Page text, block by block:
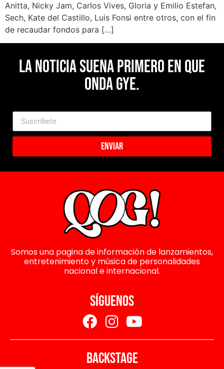
Anitta, Nicky Jam, Carlos Vives, Gloria y Emilio Estefan,
Sech, Kate del Castillo, Luis Fonsi entre otros, con el fin
de recaudar fondos para […]
La noticia suena primero en Que
Onda Gye.
Enviar
Somos una pagina de información de lanzamientos,
entretenimiento y música de personalidades
nacional e internacional.
SÍGUENOS
BACKSTAGE